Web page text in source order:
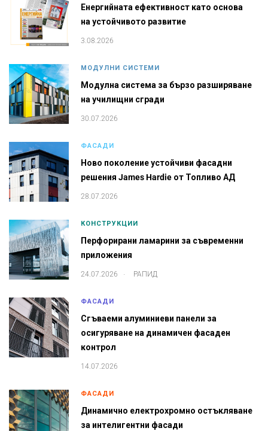
Енергийната ефективност като основа
на устойчивото развитие
3.08.2026
МОДУЛНИ СИСТЕМИ
Модулна система за бързо разширяване
на училищни сгради
30.07.2026
ФАСАДИ
Ново поколение устойчиви фасадни
решения James Hardie от Топливо АД
28.07.2026
КОНСТРУКЦИИ
Перфорирани ламарини за съвременни
приложения
24.07.2026 РАПИД
ФАСАДИ
Сгъваеми алуминиеви панели за
осигуряване на динамичен фасаден
контрол
14.07.2026
ФАСАДИ
Динамично електрохромно остъкляване
за интелигентни фасади